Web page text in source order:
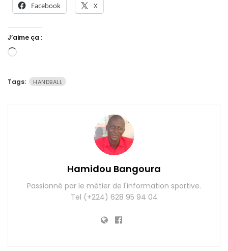
Facebook X
J’aime ça :
Chargement…
Tags: HANDBALL
Hamidou Bangoura
Passionné par le métier de l'information sportive.
Tel (+224) 628 95 94 04